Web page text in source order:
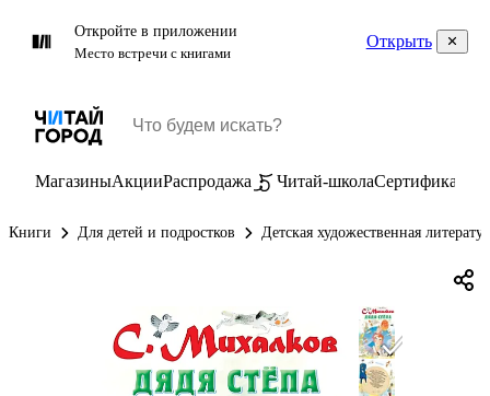
Откройте в приложении
Место встречи с книгами
Открыть
МагазиныАкцииРаспродажа Читай-школаСертификаты
Книги Для детей и подростков Детская художественная